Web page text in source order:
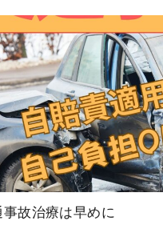
事故治療は早めに